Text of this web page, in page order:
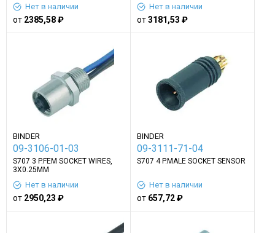
Нет в наличии
от 2385,58 ₽
Нет в наличии
от3181,53 ₽
BINDER
09-3106-01-03
S707 3 P.FEM SOCKET WIRES,
3X0.25MM
Нет в наличии
от 2950,23 ₽
BINDER
09-3111-71-04
S707 4 P.MALE SOCKET SENSOR
Нет в наличии
от657,72 ₽